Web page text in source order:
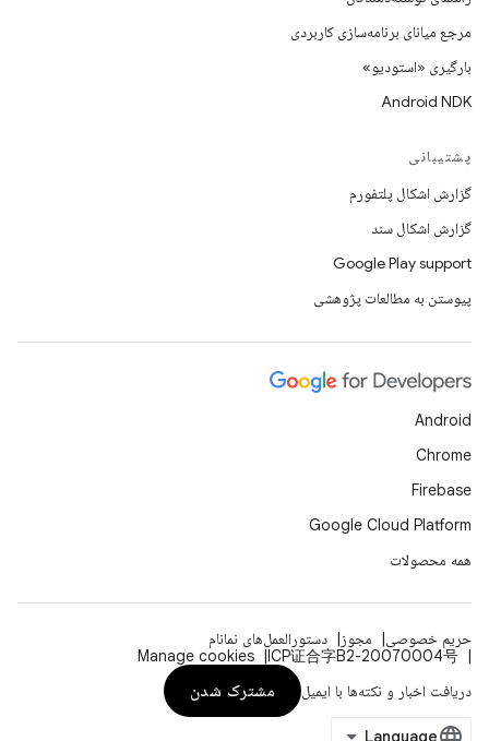
مرجع میانای برنامه‌سازی کاربردی
بارگیری «استودیو»
Android NDK
پشتیبانی
گزارش اشکال پلتفورم
گزارش اشکال سند
Google Play support
پیوستن به مطالعات پژوهشی
Android
Chrome
Firebase
Google Cloud Platform
همه محصولات
حریم خصوصی مجوز
دستورالعمل‌های نمانام
ICP证合字B2-20070004号
Manage cookies
دریافت اخبار و نکته‌ها با ایمیل
مشترک شدن